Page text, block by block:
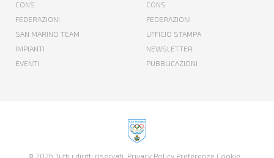
CONS
FEDERAZIONI
SAN MARINO TEAM
IMPIANTI
EVENTI
CONS
FEDERAZIONI
UFFICIO STAMPA
NEWSLETTER
PUBBLICAZIONI
@ 2026 Tutti i diritti riservati. Privacy Policy Preferenze Cookie